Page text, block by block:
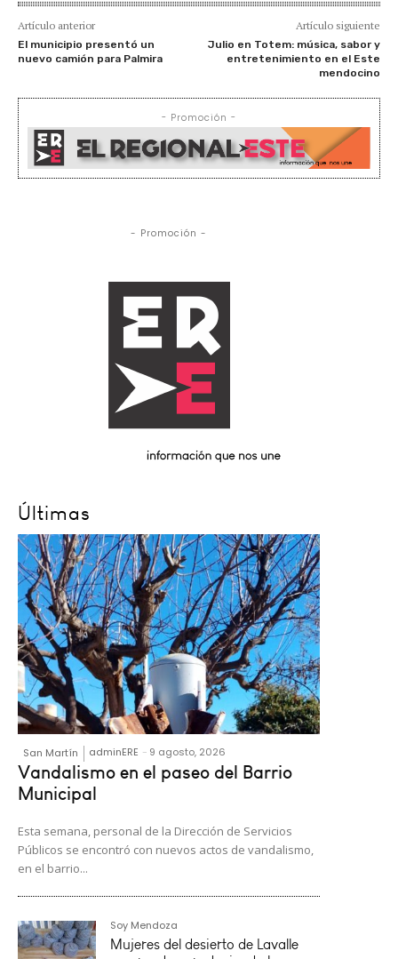
Artículo anterior
El municipio presentó un
nuevo camión para Palmira
Artículo siguiente
Julio en Totem: música, sabor y
entretenimiento en el Este
mendocino
- Promoción -
- Promoción -
Últimas
San Martín adminERE - 9 agosto, 2026
Vandalismo en el paseo del Barrio
Municipal
Esta semana, personal de la Dirección de Servicios
Públicos se encontró con nuevos actos de vandalismo,
en el barrio...
Soy Mendoza
Mujeres del desierto de Lavalle